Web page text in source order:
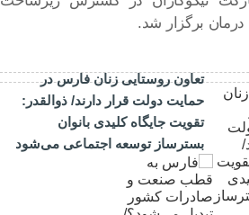
درمان برگزار شد.
تعاون روستایی زنان فارس در
حمایت دولت قرار دارند/ ذوالقدر:
تقویت جایگاه کلیدی بانوان
بسترساز توسعه اجتماعی می‌شود